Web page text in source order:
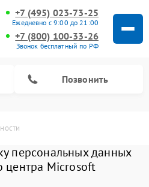
+7 (495) 023-73-25
Ежедневно с 9:00 до 21:00
+7 (800) 100-33-26
Звонок бесплатный по РФ
Позвонить
персональных данных
центра Microsoft